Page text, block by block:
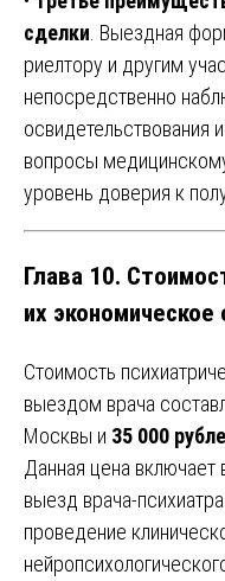
сделки . Выездная
риелтору и другим
непосредственно
освидетельствования
вопросы
уровень доверия к
Глава 10.
их
Стоимость
выездом врача
Москвы и 35 000
Данная цена включает
выезд врача-
проведение